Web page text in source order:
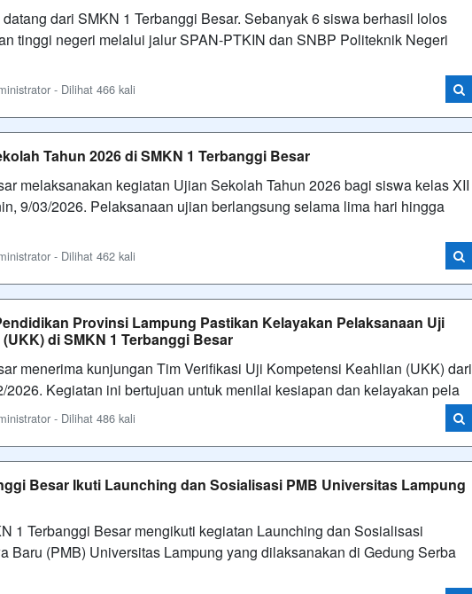
dari SMKN 1 Terbanggi Besar. Sebanyak 6 siswa berhasil lolos
tinggi negeri melalui jalur SPAN-PTKIN dan SNBP Politeknik Negeri
- Dilihat 466 kali
Tahun 2026 di SMKN 1 Terbanggi Besar
melaksanakan kegiatan Ujian Sekolah Tahun 2026 bagi siswa kelas XII
9/03/2026. Pelaksanaan ujian berlangsung selama lima hari hingga
- Dilihat 462 kali
Provinsi Lampung Pastikan Kelayakan Pelaksanaan Uji
di SMKN 1 Terbanggi Besar
menerima kunjungan Tim Verifikasi Uji Kompetensi Keahlian (UKK) dari
2026. Kegiatan ini bertujuan untuk menilai kesiapan dan kelayakan pela
- Dilihat 486 kali
Besar Ikuti Launching dan Sosialisasi PMB Universitas Lampung
1 Terbanggi Besar mengikuti kegiatan Launching dan Sosialisasi
Baru (PMB) Universitas Lampung yang dilaksanakan di Gedung Serba